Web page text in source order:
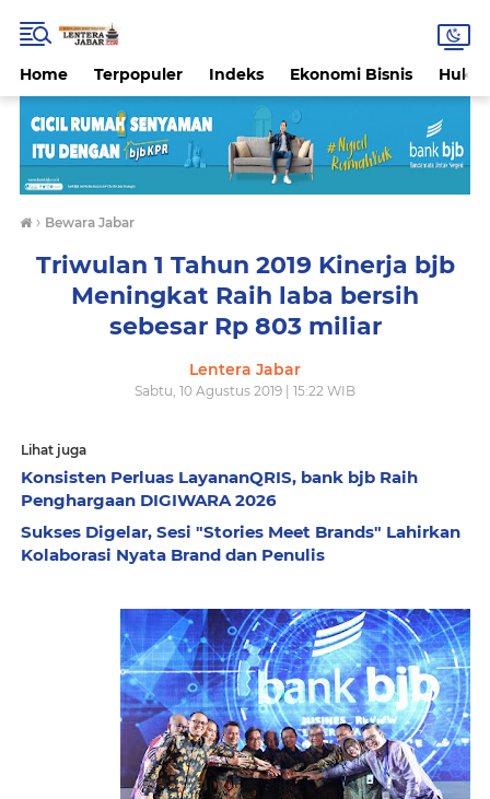
Home Terpopuler Indeks Ekonomi Bisnis
› Bewara Jabar
Triwulan 1 Tahun 2019 Kinerja bjb
Meningkat Raih laba bersih
sebesar Rp 803 miliar
Lentera Jabar
Sabtu, 10 Agustus 2019 | 15:22 WIB
Lihat juga
Konsisten Perluas LayananQRIS, bank bjb Raih
Penghargaan DIGIWARA 2026
Sukses Digelar, Sesi "Stories Meet Brands" Lahirkan
Kolaborasi Nyata Brand dan Penulis